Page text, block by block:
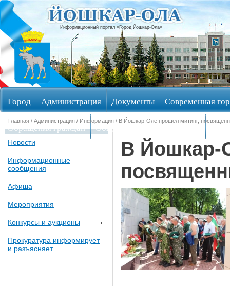
Информационный портал «Город Йошкар-Ола»
Город Администрация Документы Современная
Обращения граждан Общественные обсуждения
Главная / Администрация / Информация / В Йошкар-Оле прошел митинг,
Новости
Информационные
сообщения
Афиша
Мероприятия
Конкурсы и аукционы
Прокуратура информирует
и разъясняет
В Йошкар-